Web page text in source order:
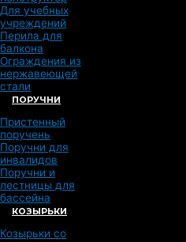
Для учебных
учреждений
Перила для
балкона
Ограждения из
нержавеющей
стали
ПОРУЧНИ
Пристенный
поручень
Поручни для
инвалидов
Поручни и
лестницы для
бассейна
КОЗЫРЬКИ
Козырьки со